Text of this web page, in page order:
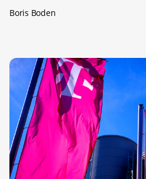
Boris Boden